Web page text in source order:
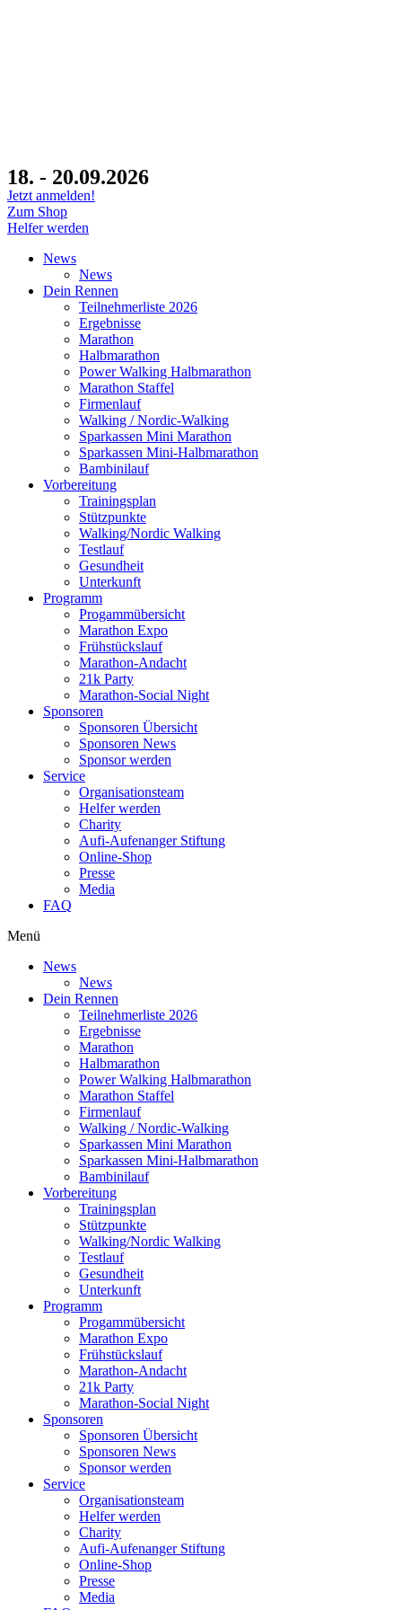
18. - 20.09.2026
Jetzt anmelden!
Zum Shop
Helfer werden
News
News
Dein Rennen
Teilnehmerliste 2026
Ergebnisse
Marathon
Halbmarathon
Power Walking Halbmarathon
Marathon Staffel
Firmenlauf
Walking / Nordic-Walking
Sparkassen Mini Marathon
Sparkassen Mini-Halbmarathon
Bambinilauf
Vorbereitung
Trainingsplan
Stützpunkte
Walking/Nordic Walking
Testlauf
Gesundheit
Unterkunft
Programm
Progammübersicht
Marathon Expo
Frühstückslauf
Marathon-Andacht
21k Party
Marathon-Social Night
Sponsoren
Sponsoren Übersicht
Sponsoren News
Sponsor werden
Service
Organisationsteam
Helfer werden
Charity
Aufi-Aufenanger Stiftung
Online-Shop
Presse
Media
FAQ
Menü
News
News
Dein Rennen
Teilnehmerliste 2026
Ergebnisse
Marathon
Halbmarathon
Power Walking Halbmarathon
Marathon Staffel
Firmenlauf
Walking / Nordic-Walking
Sparkassen Mini Marathon
Sparkassen Mini-Halbmarathon
Bambinilauf
Vorbereitung
Trainingsplan
Stützpunkte
Walking/Nordic Walking
Testlauf
Gesundheit
Unterkunft
Programm
Progammübersicht
Marathon Expo
Frühstückslauf
Marathon-Andacht
21k Party
Marathon-Social Night
Sponsoren
Sponsoren Übersicht
Sponsoren News
Sponsor werden
Service
Organisationsteam
Helfer werden
Charity
Aufi-Aufenanger Stiftung
Online-Shop
Presse
Media